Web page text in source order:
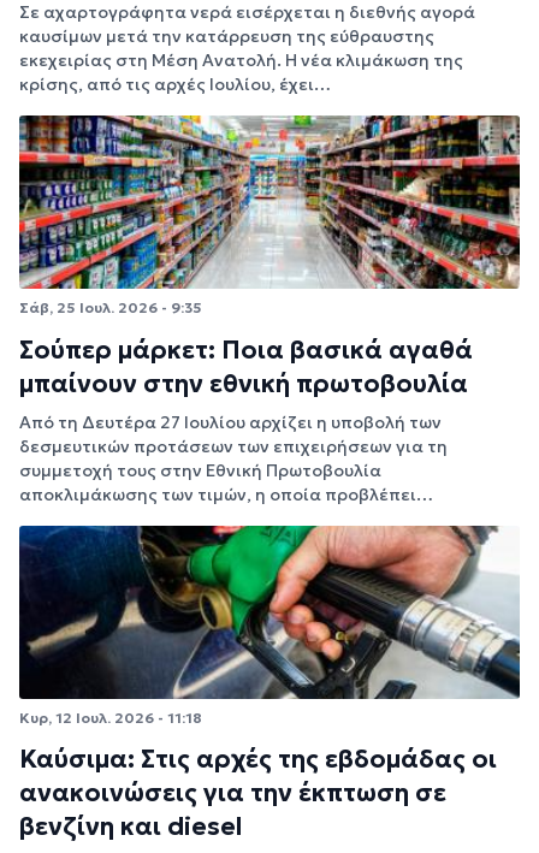
Σε αχαρτογράφητα νερά εισέρχεται η διεθνής αγορά
καυσίμων μετά την κατάρρευση της εύθραυστης
εκεχειρίας στη Μέση Ανατολή. Η νέα κλιμάκωση της
κρίσης, από τις αρχές Ιουλίου, έχει…
Σάβ, 25 Ιουλ. 2026 - 9:35
Σούπερ μάρκετ: Ποια βασικά αγαθά
μπαίνουν στην εθνική πρωτοβουλία
Από τη Δευτέρα 27 Ιουλίου αρχίζει η υποβολή των
δεσμευτικών προτάσεων των επιχειρήσεων για τη
συμμετοχή τους στην Εθνική Πρωτοβουλία
αποκλιμάκωσης των τιμών, η οποία προβλέπει…
Κυρ, 12 Ιουλ. 2026 - 11:18
Καύσιμα: Στις αρχές της εβδομάδας οι
ανακοινώσεις για την έκπτωση σε
βενζίνη και diesel